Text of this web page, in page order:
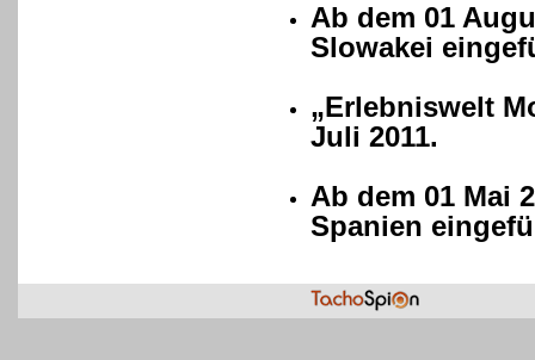
Ab dem 01
Slowakei
„Erlebniswelt
Juli 2011.
Ab dem 01 Mai
Spanien